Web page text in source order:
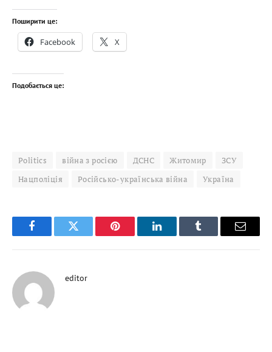
Поширити це:
Facebook X
Подобається це:
Politics війна з росією ДСНС Житомир
ЗСУ
Нацполіція
Російсько-українська війна Україна
FacebookTwitter Pinterest LinkedInTumblr Email
editor